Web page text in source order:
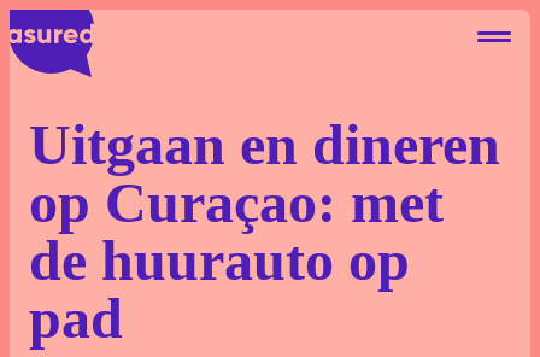
Autohuur Eigen Risico
Deelauto Eigen Risico
Camperhuur Eigen Risico
Uitgaan en dineren
op Curaçao: met
de huurauto op
pad